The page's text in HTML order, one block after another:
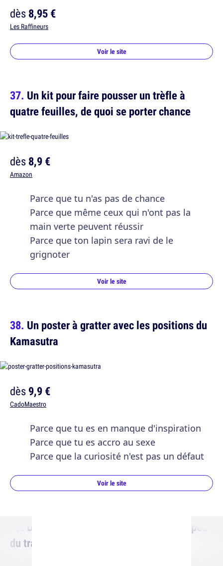
dès8,95 €
Les Raffineurs
Voir le site
Un kit pour faire pousser un trèfle à
quatre feuilles, de quoi se porter chance
dès8,9 €
Amazon
Parce que tu n'as pas de chance
Parce que même ceux qui n'ont pas la
main verte peuvent réussir
Parce que ton lapin sera ravi de le
grignoter
Voir le site
Un poster à gratter avec les positions du
Kamasutra
dès9,9 €
CadoMaestro
Parce que tu es en manque d'inspiration
Parce que tu es accro au sexe
Parce que la curiosité n'est pas un défaut
Voir le site
Du pop-corn coloré, pour changer un peu
du traditionnel